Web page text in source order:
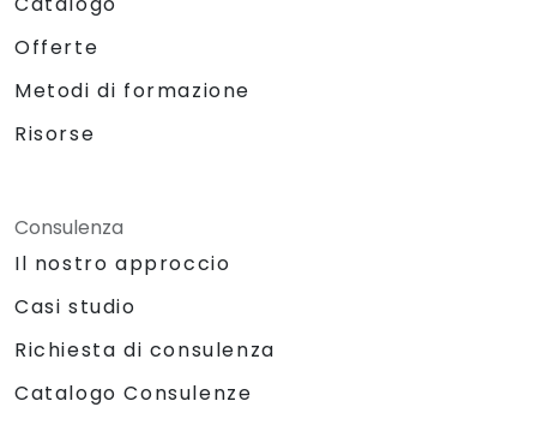
Offerte
Metodi di formazione
Risorse
Consulenza
Il nostro approccio
Casi studio
Richiesta di consulenza
Catalogo Consulenze